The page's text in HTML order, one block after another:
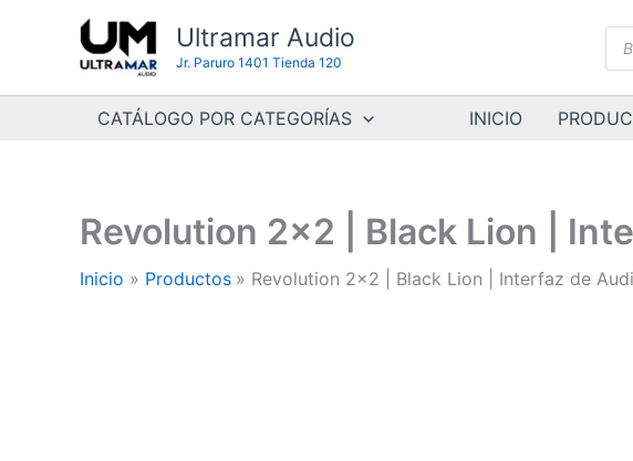
contenido
Ultramar Audio
Jr. Paruro 1401 Tienda 120
CATÁLOGO POR CATEGORÍAS INICIO
Revolution 2×2 | Black Lion |
Inicio Productos Revolution 2×2 | Black Lion | Interfaz de